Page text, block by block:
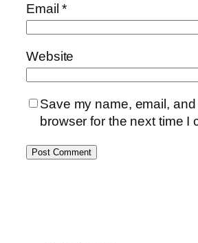
Email*
Website
Save my name, email,
browser for the next time I